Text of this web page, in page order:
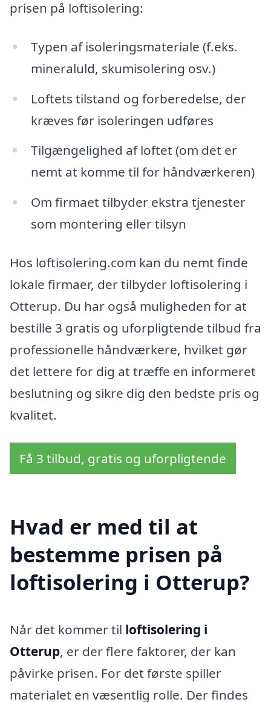
prisen på loftisolering:
Typen af isoleringsmateriale (f.eks.
mineraluld, skumisolering osv.)
Loftets tilstand og forberedelse, der
kræves før isoleringen udføres
Tilgængelighed af loftet (om det er
nemt at komme til for håndværkeren)
Om firmaet tilbyder ekstra tjenester
som montering eller tilsyn
Hos loftisolering.com kan du nemt finde
lokale firmaer, der tilbyder loftisolering i
Otterup. Du har også muligheden for at
bestille 3 gratis og uforpligtende tilbud fra
professionelle håndværkere, hvilket gør
det lettere for dig at træffe en informeret
beslutning og sikre dig den bedste pris og
kvalitet.
Få 3 tilbud, gratis og uforpligtende
Hvad er med til at
bestemme prisen på
loftisolering i Otterup?
Når det kommer til loftisolering i
Otterup, er der flere faktorer, der kan
påvirke prisen. For det første spiller
materialet en væsentlig rolle. Der findes